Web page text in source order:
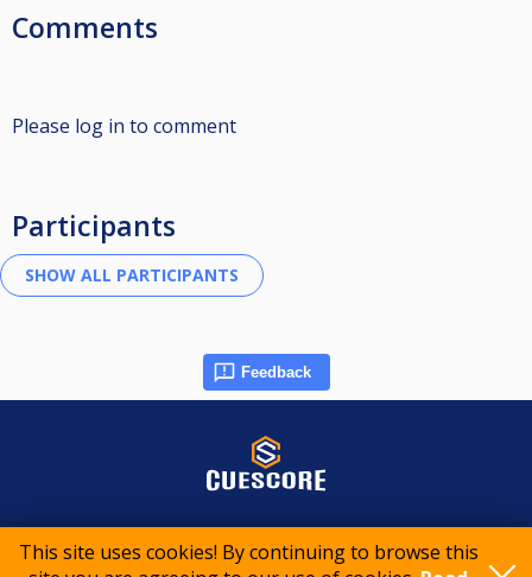
This site uses cookies! By continuing to browse this
Comments
Please log in to comment
Participants
Feedback
© 2015-2026 CueScore International